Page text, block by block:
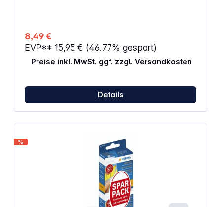
8,49 €
EVP** 15,95 € (46.77% gespart)
Preise inkl. MwSt. ggf. zzgl. Versandkosten
Details
%